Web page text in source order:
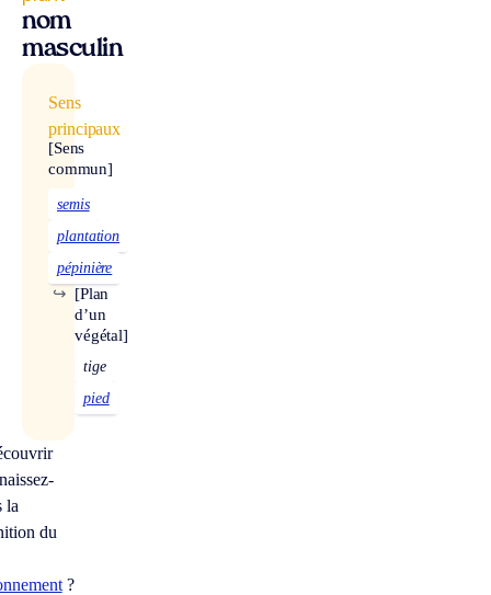
nom
masculin
Sens
principaux
[Sens
commun]
semis
plantation
pépinière
[Plan
d’un
végétal]
↪
tige
pied
la
du
?